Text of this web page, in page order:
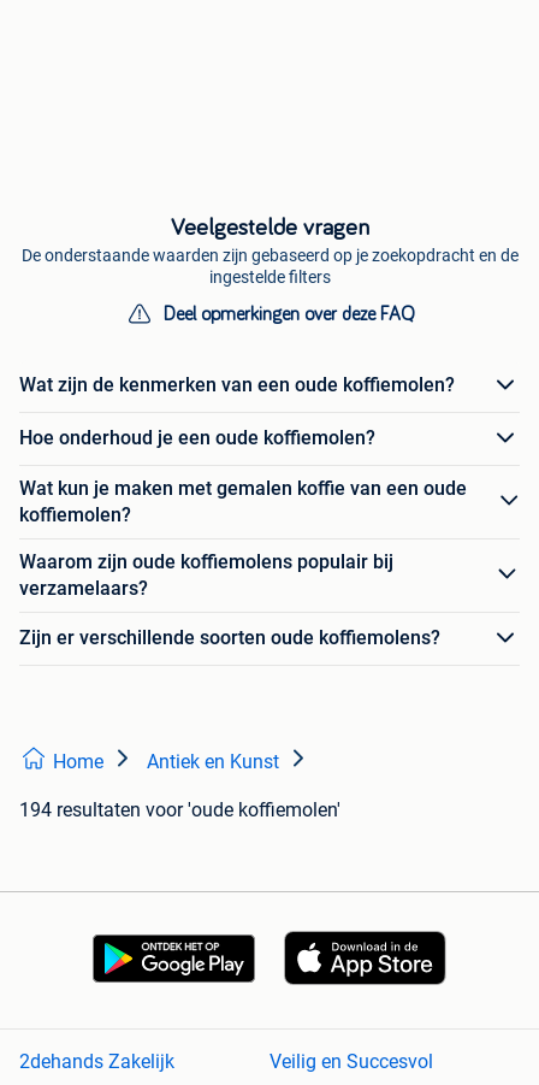
Veelgestelde vragen
De onderstaande waarden zijn gebaseerd op je zoekopdracht en de
ingestelde filters
Deel opmerkingen over deze FAQ
Wat zijn de kenmerken van een oude koffiemolen?
Hoe onderhoud je een oude koffiemolen?
Wat kun je maken met gemalen koffie van een oude
koffiemolen?
Waarom zijn oude koffiemolens populair bij
verzamelaars?
Zijn er verschillende soorten oude koffiemolens?
Home Antiek en Kunst
194 resultaten voor 'oude koffiemolen'
2dehands Zakelijk Veilig en Succesvol